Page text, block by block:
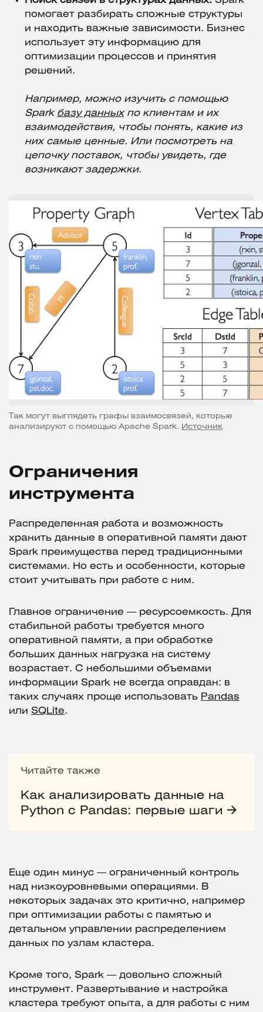
помогает разбирать сложные структуры
и находить важные зависимости. Бизнес
использует эту информацию для
оптимизации процессов и принятия
решений.
Например, можно изучить с помощью
Spark базу данныхпо клиентам и их
взаимодействия, чтобы понять, какие из
них самые ценные. Или посмотреть на
цепочку поставок, чтобы увидеть, где
возникают задержки.
Так могут выглядеть графы взаимосвязей, которые
анализируют с помощью Apache Spark.
Источник
Ограничения
инструмента
Распределенная работа и возможность
хранить данные в оперативной памяти дают
Spark преимущества перед традиционными
системами. Но есть и особенности, которые
стоит учитывать при работе с ним.
Главное ограничение — ресурсоемкость. Для
стабильной работы требуется много
оперативной памяти, а при обработке
больших данных нагрузка на систему
возрастает. С небольшими объемами
информации Spark не всегда оправдан: в
таких случаях проще использовать Pandas
или SQLite.
Читайте также
Как анализировать данные на
Python с Pandas: первые шаги
Еще один минус — ограниченный контроль
над низкоуровневыми операциями. В
некоторых задачах это критично, например
при оптимизации работы с памятью и
детальном управлении распределением
данных по узлам кластера.
Кроме того, Spark — довольно сложный
инструмент. Развертывание и настройка
кластера требуют опыта, а для работы с ним